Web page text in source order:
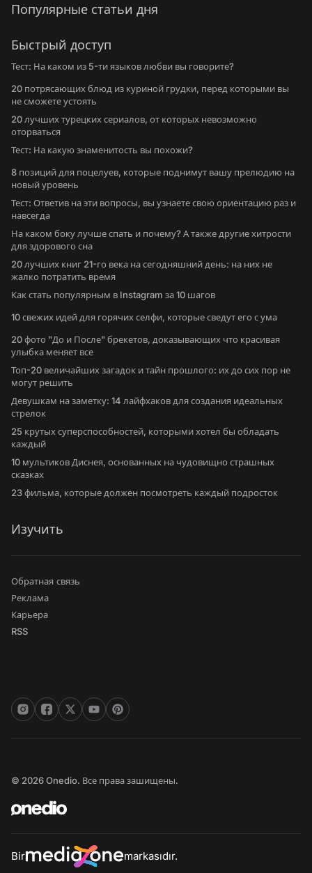
Популярные статьи дня
Быстрый доступ
Тест: На каком из 5-ти языков любви вы говорите?
20 потрясающих блюд из куриной грудки, перед которыми вы
не сможете устоять
20 лучших турецких сериалов, от которых невозможно
оторваться
Тест: На какую знаменитость вы похожи?
8 позиций для поцелуев, которые поднимут вашу прелюдию на
новый уровень
Тест: Ответив на эти вопросы, вы узнаете свою ориентацию раз и
навсегда
На каком боку лучше спать и почему? А также другие хитрости
для здорового сна
20 лучших книг 21-го века на сегодняшний день: на них не
жалко потратить время
Как стать популярным в Instagram за 10 шагов
10 свежих идей для горячих селфи, которые сведут его с ума
20 фото "До и После" брекетов, доказывающих что красивая
улыбка меняет все
Топ-20 величайших загадок и тайн прошлого: их до сих пор не
могут решить
Девушкам на заметку: 14 лайфхаков для создания идеальных
стрелок
25 крутых суперспособностей, которыми хотел бы обладать
каждый
10 мультиков Диснея, основанных на чудовищно страшных
сказках
23 фильма, которые должен посмотреть каждый подросток
Изучить
Обратная связь
Реклама
Карьера
RSS
© 2026 Onedio. Все права зашищены.
Bir markasıdır.